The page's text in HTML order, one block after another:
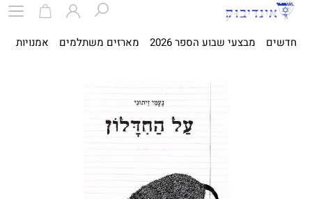
חדשים מבצעי שבוע הספר 2026 מארזים משתלמים אמנויות